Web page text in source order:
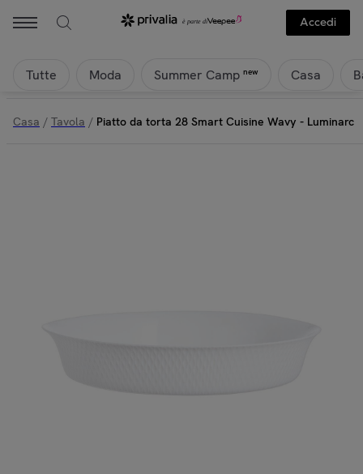
Accedi
Tutte Moda Summer Camp new Casa
Casa / Tavola / Piatto da torta 28 Smart Cuisine Wavy - Luminarc